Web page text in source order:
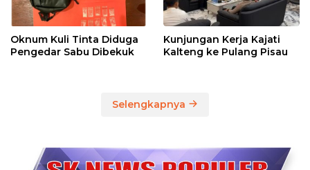
Oknum Kuli Tinta Diduga
Pengedar Sabu Dibekuk
Kunjungan Kerja Kajati
Kalteng ke Pulang Pisau
Selengkapnya